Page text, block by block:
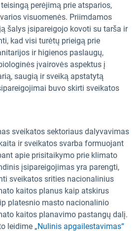
perėjimą prie atsparios,
visuomenės. Priimdamos
šalys įsipareigojo kovoti su tarša ir
kad visi turėtų prieigą prie
ir higienos paslaugų,
įvairovės aspektus į
saugią ir sveiką apstatytą
buvo skirti sveikatos
sveikatos sektoriaus dalyvavimas
ir sveikatos svarba formuojant
apie prisitaikymo prie klimato
įsipareigojimas yra parengti,
sveikatos srities nacionalinius
kaitos planus kaip atskirus
platesnio masto nacionalinio
kaitos planavimo pastangų dalį.
leidime „Nulinis apgailestavimas“